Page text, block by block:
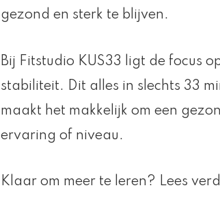
gezond en sterk te blijven.
Bij Fitstudio KUS33 ligt de focus
stabiliteit. Dit alles in slechts 33
maakt het makkelijk om een
ervaring of niveau.
Klaar om meer te leren? Lees